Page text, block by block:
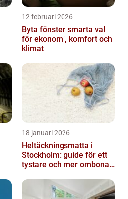
12 februari 2026
Byta fönster smarta val
för ekonomi, komfort och
klimat
18 januari 2026
Heltäckningsmatta i
Stockholm: guide för ett
tystare och mer ombonat